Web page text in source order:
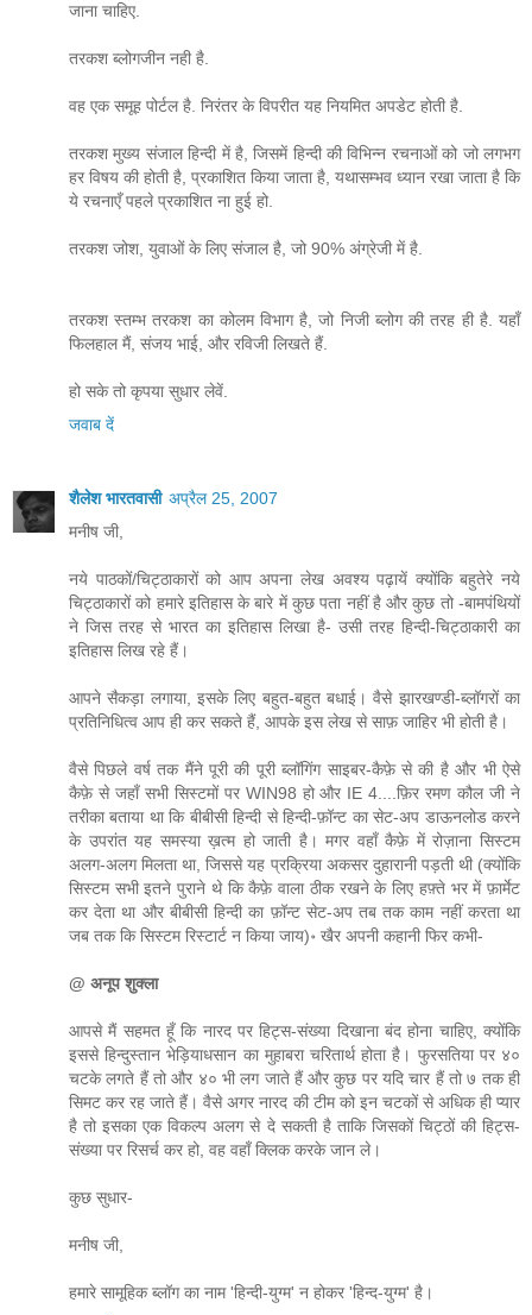
जाना चाहिए.
तरकश ब्लोगजीन नही है.
वह एक समूह पोर्टल है. निरंतर के विपरीत यह नियमित अपडेट होती है.
तरकश मुख्य संजाल हिन्दी में है, जिसमें हिन्दी की विभिन्न रचनाओं को जो लगभग
हर विषय की होती है, प्रकाशित किया जाता है, यथासम्भव ध्यान रखा जाता है कि
ये रचनाएँ पहले प्रकाशित ना हुई हो.
तरकश जोश, युवाओं के लिए संजाल है, जो 90% अंग्रेजी में है.
तरकश स्तम्भ तरकश का कोलम विभाग है, जो निजी ब्लोग की तरह ही है. यहाँ
फिलहाल मैं, संजय भाई, और रविजी लिखते हैं.
हो सके तो कृपया सुधार लेवें.
जवाब दें
शैलेश भारतवासी अप्रैल 25, 2007
मनीष जी,
नये पाठकों/चिट्ठाकारों को आप अपना लेख अवश्य पढ़ायें क्योंकि बहुतेरे नये
चिट्ठाकारों को हमारे इतिहास के बारे में कुछ पता नहीं है और कुछ तो -बामपंथियों
ने जिस तरह से भारत का इतिहास लिखा है- उसी तरह हिन्दी-चिट्ठाकारी का
इतिहास लिख रहे हैं।
आपने सैकड़ा लगाया, इसके लिए बहुत-बहुत बधाई। वैसे झारखण्डी-ब्लॉगरों का
प्रतिनिधित्व आप ही कर सकते हैं, आपके इस लेख से साफ़ जाहिर भी होती है।
वैसे पिछले वर्ष तक मैंने पूरी की पूरी ब्लॉगिंग साइबर-कैफ़े से की है और भी ऐसे
कैफ़े से जहाँ सभी सिस्टमों पर WIN98 हो और IE 4....फ़िर रमण कौल जी ने
तरीका बताया था कि बीबीसी हिन्दी से हिन्दी-फ़ॉन्ट का सेट-अप डाऊनलोड करने
के उपरांत यह समस्या ख़त्म हो जाती है। मगर वहाँ कैफ़े में रोज़ाना सिस्टम
अलग-अलग मिलता था, जिससे यह प्रक्रिया अकसर दुहारानी पड़ती थी (क्योंकि
सिस्टम सभी इतने पुराने थे कि कैफ़े वाला ठीक रखने के लिए हफ़्ते भर में फ़ार्मेट
कर देता था और बीबीसी हिन्दी का फ़ॉन्ट सेट-अप तब तक काम नहीं करता था
जब तक कि सिस्टम रिस्टार्ट न किया जाय)॰ खैर अपनी कहानी फिर कभी-
@ अनूप शुक्ला
आपसे मैं सहमत हूँ कि नारद पर हिट्स-संख्या दिखाना बंद होना चाहिए, क्योंकि
इससे हिन्दुस्तान भेड़ियाधसान का मुहाबरा चरितार्थ होता है। फुरसतिया पर ४०
चटके लगते हैं तो और ४० भी लग जाते हैं और कुछ पर यदि चार हैं तो ७ तक ही
सिमट कर रह जाते हैं। वैसे अगर नारद की टीम को इन चटकों से अधिक ही प्यार
है तो इसका एक विकल्प अलग से दे सकती है ताकि जिसकों चिट्ठों की हिट्स-
संख्या पर रिसर्च कर हो, वह वहाँ क्लिक करके जान ले।
कुछ सुधार-
मनीष जी,
हमारे सामूहिक ब्लॉग का नाम 'हिन्दी-युग्म' न होकर 'हिन्द-युग्म' है।